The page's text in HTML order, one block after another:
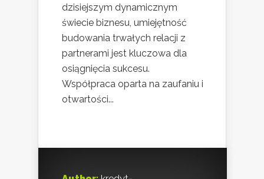
dzisiejszym dynamicznym
świecie biznesu, umiejętność
budowania trwałych relacji z
partnerami jest kluczowa dla
osiągnięcia sukcesu.
Współpraca oparta na zaufaniu i
otwartości...